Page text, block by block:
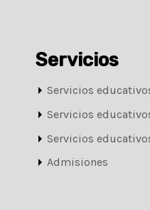
Servicios
Servicios
Servicios
Servicios
Admisiones